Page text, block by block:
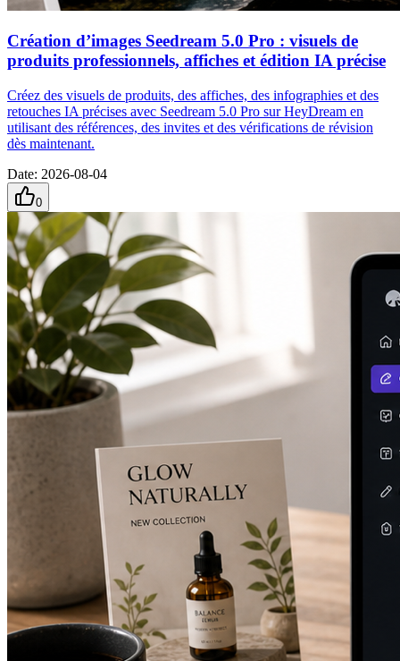
Création d’images Seedream 5.0 Pro : visuels de
produits professionnels, affiches et édition IA précise
Créez des visuels de produits, des affiches, des infographies et des
retouches IA précises avec Seedream 5.0 Pro sur HeyDream en
utilisant des références, des invites et des vérifications de révision
dès maintenant.
Date: 2026-08-04
0